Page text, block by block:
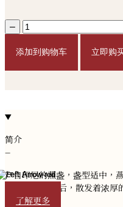
–
添加到购物车 立即购
简介
−
产自印尼的燕盏，盏型适中，
在一起。 炖煮后，散发着浓
了解更多